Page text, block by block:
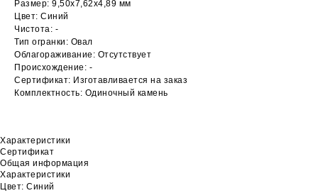
Размер: 9,50х7,62х4,89 мм
Цвет: Синий
Чистота: -
Тип огранки: Овал
Облагораживание: Отсутствует
Происхождение: -
Сертификат: Изготавливается на заказ
Комплектность: Одиночный камень
Характеристики
Сертификат
Общая информация
Характеристики
Цвет: Синий